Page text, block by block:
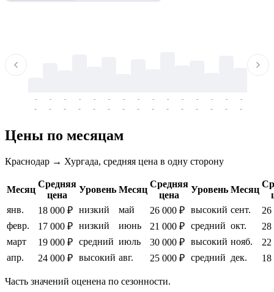
-
-
-
-
-
-
-
-
-
-
-
-
-
-
-
-
-
-
-
-
-
-
-
-
-
-
-
-
-
-
Цены по месяцам
Краснодар → Хургада, средняя цена в одну сторону
Месяц
Средняя
цена
Уровень Месяц
Средняя
цена
Уровень Месяц
янв.
18 000 ₽ низкий май 26 000 ₽ высокий сент.
26
февр.
17 000 ₽ низкий июнь 21 000 ₽ средний окт.
28
март
19 000 ₽ средний июль 30 000 ₽ высокий нояб.
22
апр.
24 000 ₽ высокий авг. 25 000 ₽ средний дек. 18
Часть значений оценена по сезонности.